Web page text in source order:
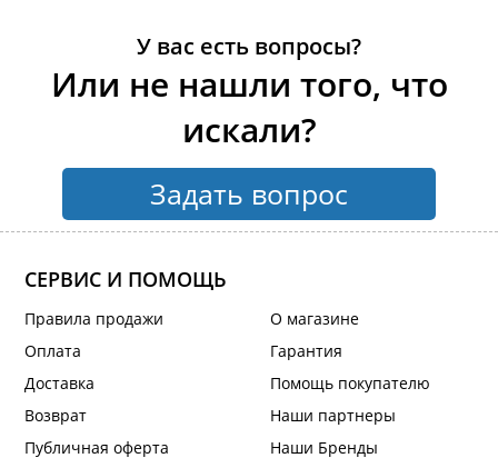
У вас есть вопросы?
Или не нашли того, что
искали?
Задать вопрос
СЕРВИС И ПОМОЩЬ
Правила продажи
Оплата
Доставка
Возврат
Публичная оферта
О магазине
Гарантия
Помощь покупателю
Наши партнеры
Наши Бренды